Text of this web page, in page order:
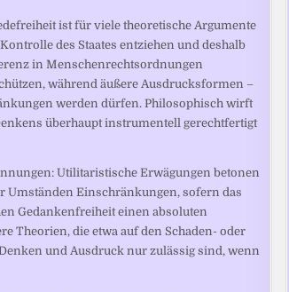
ist für viele theoretische Argumente
des Staates entziehen und deshalb
in Menschenrechtsordnungen
während äußere Ausdrucksformen –
werden dürfen. Philosophisch wirft
überhaupt instrumentell gerechtfertigt
Utilitaristische Erwägungen betonen
Umständen Einschränkungen, sofern das
Gedankenfreiheit einen absoluten
Theorien, die etwa auf den Schaden- oder
und Ausdruck nur zulässig sind, wenn